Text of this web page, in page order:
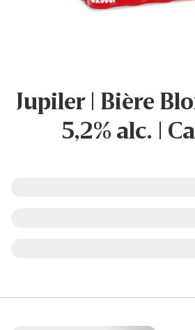
Jupiler | Bière
5,2% alc. |